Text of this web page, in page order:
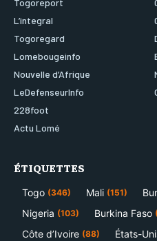
Togoreport
L’integral
Togoregard
Lomebougeinfo
Nouvelle d’Afrique
LeDefenseurInfo
228foot
Actu Lomé
ÉTIQUETTES
Togo (346) Mali (151)
Nigeria (103) Burkina Faso
Côte d’Ivoire (88) États-